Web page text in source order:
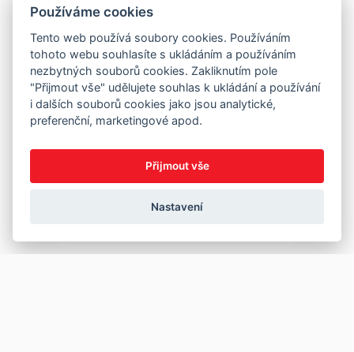
Používáme cookies
Tento web používá soubory cookies. Používáním
tohoto webu souhlasíte s ukládáním a používáním
nezbytných souborů cookies. Zakliknutím pole
"Přijmout vše" udělujete souhlas k ukládání a používání
i dalších souborů cookies jako jsou analytické,
preferenční, marketingové apod.
Přijmout vše
Nastavení